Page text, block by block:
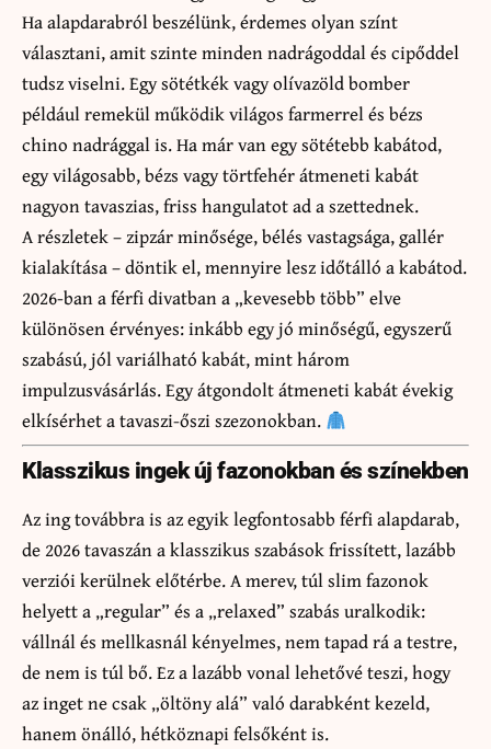
Ha alapdarabról beszélünk, érdemes olyan színt
választani, amit szinte minden nadrágoddal és cipőddel
tudsz viselni. Egy sötétkék vagy olívazöld bomber
például remekül működik világos farmerrel és bézs
chino nadrággal is. Ha már van egy sötétebb kabátod,
egy világosabb, bézs vagy törtfehér átmeneti kabát
nagyon tavaszias, friss hangulatot ad a szettednek.
A részletek – zipzár minősége, bélés vastagsága, gallér
kialakítása – döntik el, mennyire lesz időtálló a kabátod.
2026-ban a férfi divatban a „kevesebb több” elve
különösen érvényes: inkább egy jó minőségű, egyszerű
szabású, jól variálható kabát, mint három
impulzusvásárlás. Egy átgondolt átmeneti kabát évekig
elkísérhet a tavaszi-őszi szezonokban.
Klasszikus ingek új fazonokban és színekben
Az ing továbbra is az egyik legfontosabb férfi alapdarab,
de 2026 tavaszán a klasszikus szabások frissített, lazább
verziói kerülnek előtérbe. A merev, túl slim fazonok
helyett a „regular” és a „relaxed” szabás uralkodik:
vállnál és mellkasnál kényelmes, nem tapad rá a testre,
de nem is túl bő. Ez a lazább vonal lehetővé teszi, hogy
az inget ne csak „öltöny alá” való darabként kezeld,
hanem önálló, hétköznapi felsőként is.